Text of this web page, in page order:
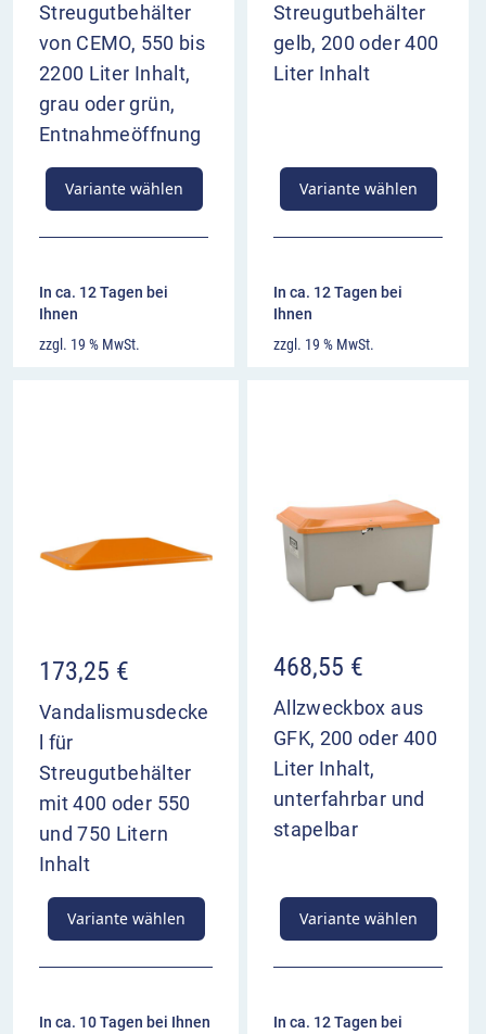
Streugutbehälter
von CEMO, 550 bis
2200 Liter Inhalt,
grau oder grün,
Entnahmeöffnung
Variante wählen
In ca. 12 Tagen bei
Ihnen
zzgl. 19 % MwSt.
Streugutbehälter
gelb, 200 oder 400
Liter Inhalt
Variante wählen
In ca. 12 Tagen bei
Ihnen
zzgl. 19 % MwSt.
173,25 €
Vandalismusdecke
l für
Streugutbehälter
mit 400 oder 550
und 750 Litern
Inhalt
Variante wählen
In ca. 10 Tagen bei Ihnen
468,55 €
Allzweckbox aus
GFK, 200 oder 400
Liter Inhalt,
unterfahrbar und
stapelbar
Variante wählen
In ca. 12 Tagen bei